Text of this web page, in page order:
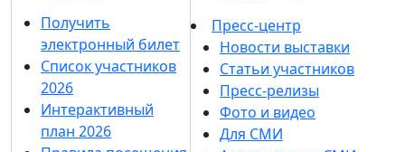
Получить
электронный билет
Список участников
2026
Интерактивный
план 2026
Пресс-центр
Новости выставки
Статьи участников
Пресс-релизы
Фото и видео
Для СМИ